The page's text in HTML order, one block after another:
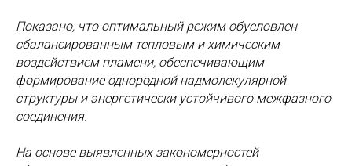
Показано, что оптимальный режим обусловлен
сбалансированным тепловым и химическим
воздействием пламени, обеспечивающим
формирование однородной надмолекулярной
структуры и энергетически устойчивого межфазного
соединения.
На основе выявленных закономерностей